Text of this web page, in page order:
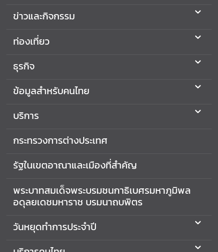
ง
ร
ต่
า
ป
ะ
ท
ติ
ต่
อ
ร
ข่าวและกิจกรรม
ท่องเที่ยว
ธุรกิจ
ข้อมูลสำหรับคนไทย
บริการ
กระทรวงการต่างประเทศ
รัฐในเขตอาณาและเมืองที่สำคัญ
พระบาทสมเด็จพระบรมชนกาธิเบศรมหาภูมิพล
อดุลยเดชมหาราช บรมนาถบพิตร
วันหยุดทำการประจำปี